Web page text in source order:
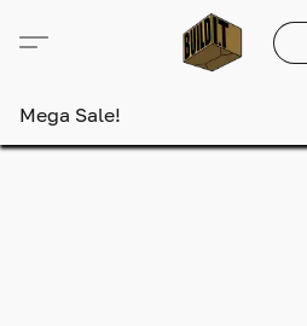
Mega Sale!